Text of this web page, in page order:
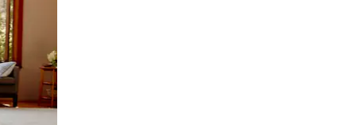
o dedo na tela.